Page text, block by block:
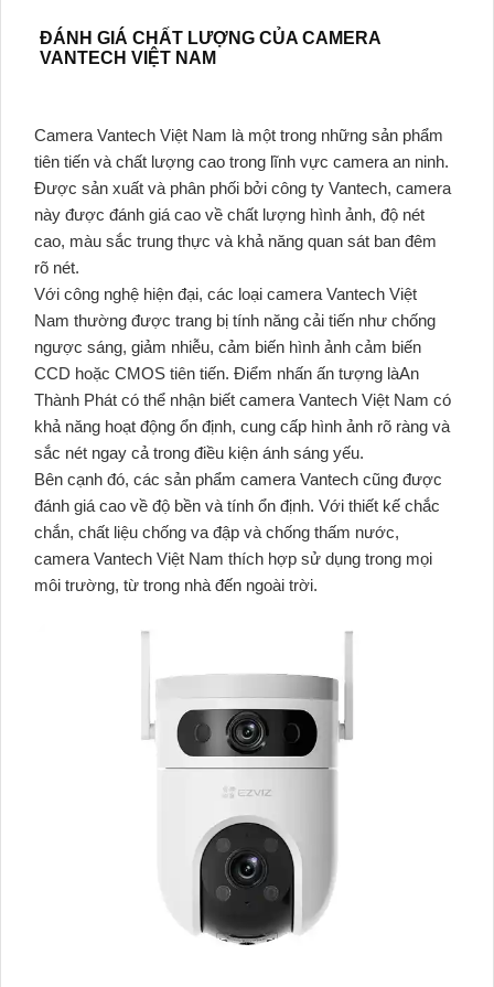
ĐÁNH GIÁ CHẤT LƯỢNG CỦA CAMERA
VANTECH VIỆT NAM
Camera Vantech Việt Nam là một trong những sản phẩm
tiên tiến và chất lượng cao trong lĩnh vực camera an ninh.
Được sản xuất và phân phối bởi công ty Vantech, camera
này được đánh giá cao về chất lượng hình ảnh, độ nét
cao, màu sắc trung thực và khả năng quan sát ban đêm
rõ nét.
Với công nghệ hiện đại, các loại camera Vantech Việt
Nam thường được trang bị tính năng cải tiến như chống
ngược sáng, giảm nhiễu, cảm biến hình ảnh cảm biến
CCD hoặc CMOS tiên tiến. Điểm nhấn ấn tượng làAn
Thành Phát có thể nhận biết camera Vantech Việt Nam có
khả năng hoạt động ổn định, cung cấp hình ảnh rõ ràng và
sắc nét ngay cả trong điều kiện ánh sáng yếu.
Bên cạnh đó, các sản phẩm camera Vantech cũng được
đánh giá cao về độ bền và tính ổn định. Với thiết kế chắc
chắn, chất liệu chống va đập và chống thấm nước,
camera Vantech Việt Nam thích hợp sử dụng trong mọi
môi trường, từ trong nhà đến ngoài trời.